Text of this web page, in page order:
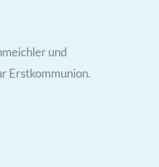
und
Erstkommunion.